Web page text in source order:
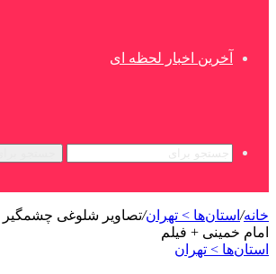
آخرین اخبار لحظه ای
خانه/ استان‌ها > تهران/تصاویر شلوغی چشمگیر
امام خمینی + فیلم
استان‌ها > تهران